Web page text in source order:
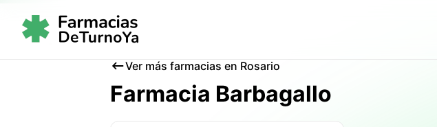
Ver más farmacias en Rosario
Farmacia Barbagallo